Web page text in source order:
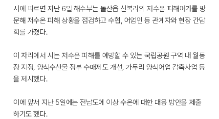
시에 따르면 지난 6일 해수부는 돌산읍 신복리의 저수온 피해어가를 방
문해 저수온 피해 상황을 점검하고 수협, 어업인 등 관계자와 현장 간담
회를 가졌다.
이 자리에서 시는 저수온 피해를 예방할 수 있는 국립공원 구역 내 월동
장 지정, 양식수산물 정부 수매제도 개선, 가두리 양식어업 감축사업 등
을 제시했다.
이에 앞서 지난 5일에는 전남도에 이상 수온에 대한 대응 방안을 제출
하기도 했다.